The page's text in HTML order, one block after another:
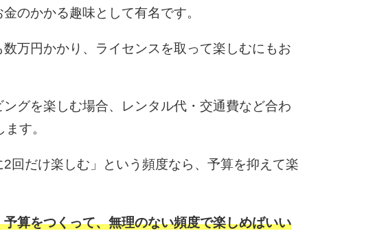
のかかる趣味として有名です。
万円かかり、ライセンスを取って楽しむにもお
グを楽しむ場合、レンタル代・交通費など合わ
す。
2回だけ楽しむ」という頻度なら、予算を抑えて楽
算をつくって、無理のない頻度で楽しめばいい